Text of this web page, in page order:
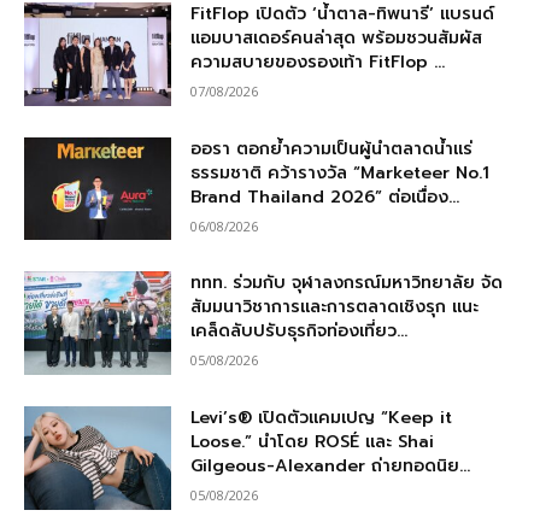
FitFlop เปิดตัว ‘น้ำตาล-ทิพนารี’ แบรนด์
แอมบาสเดอร์คนล่าสุด พร้อมชวนสัมผัส
ความสบายของรองเท้า FitFlop ...
07/08/2026
ออรา ตอกย้ำความเป็นผู้นำตลาดน้ำแร่
ธรรมชาติ คว้ารางวัล “Marketeer No.1
Brand Thailand 2026” ต่อเนื่อง...
06/08/2026
ททท. ร่วมกับ จุฬาลงกรณ์มหาวิทยาลัย จัด
สัมมนาวิชาการและการตลาดเชิงรุก แนะ
เคล็ดลับปรับธุรกิจท่องเที่ยว...
05/08/2026
Levi’s® เปิดตัวแคมเปญ “Keep it
Loose.” นำโดย ROSÉ และ Shai
Gilgeous-Alexander ถ่ายทอดนิย...
05/08/2026